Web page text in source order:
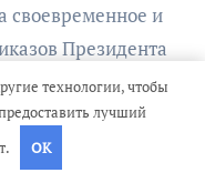
своевременное и
Президента
награды
технологии, чтобы
лучший
OK